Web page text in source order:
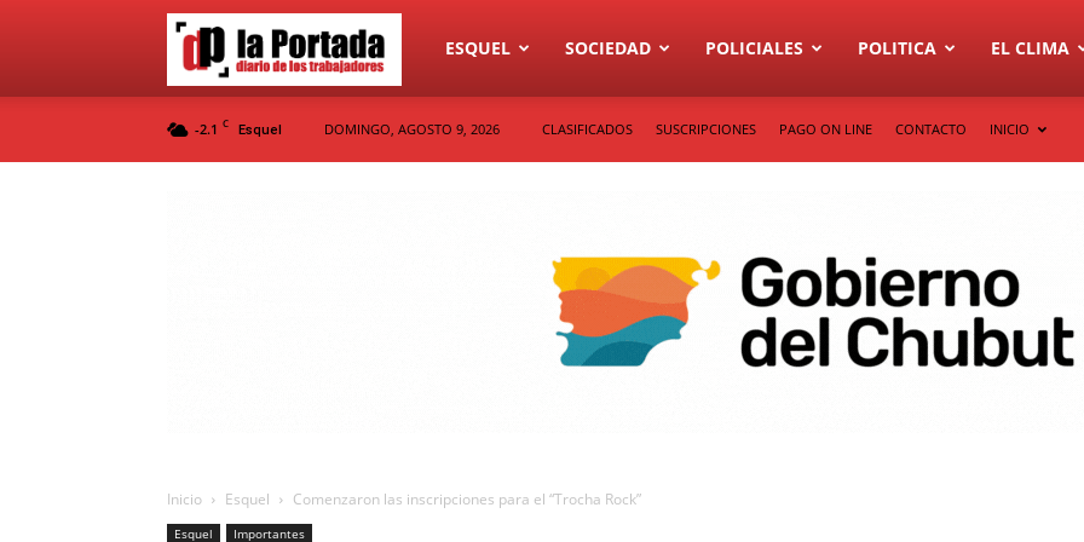
Diario
ESQUEL SOCIEDAD POLICIALES POLITICA EL CLIMA
-2.1 C Esquel DOMINGO, AGOSTO 9, 2026 CLASIFICADOS SUSCRIPCIONES PAGO ON LINE CONTACTO INICIO
Inicio Esquel Comenzaron las inscripciones para el “Trocha Rock”
Esquel Importantes